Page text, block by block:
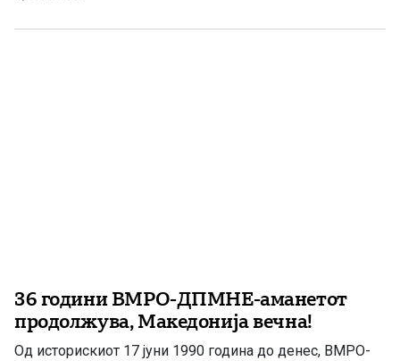
беше будење на надежта. Тоа беше враќање на
36 години ВМРО-ДПМНЕ-аманетот
продолжува, Македонија вечна!
Од историскиот 17 јуни 1990 година до денес, ВМРО-